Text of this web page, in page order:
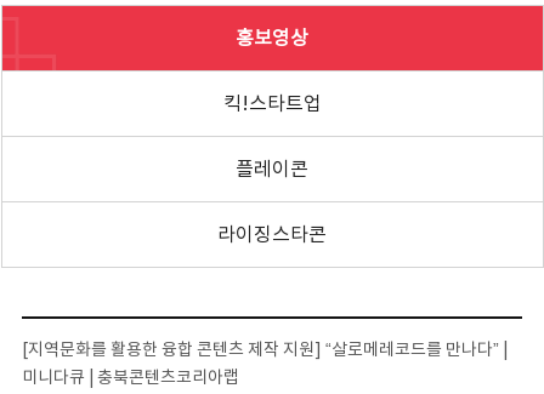
홍보영상
킥!스타트업
플레이콘
라이징스타콘
[지역문화를 활용한 융합 콘텐츠 제작 지원] “살로메레코드를 만나다” |
미니다큐 | 충북콘텐츠코리아랩